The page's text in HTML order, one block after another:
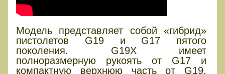
Модель представляет собой «гибрид»
пистолетов G19 и G17 пятого
поколения. G19X имеет
полноразмерную рукоять от G17 и
компактную верхнюю часть от G19.